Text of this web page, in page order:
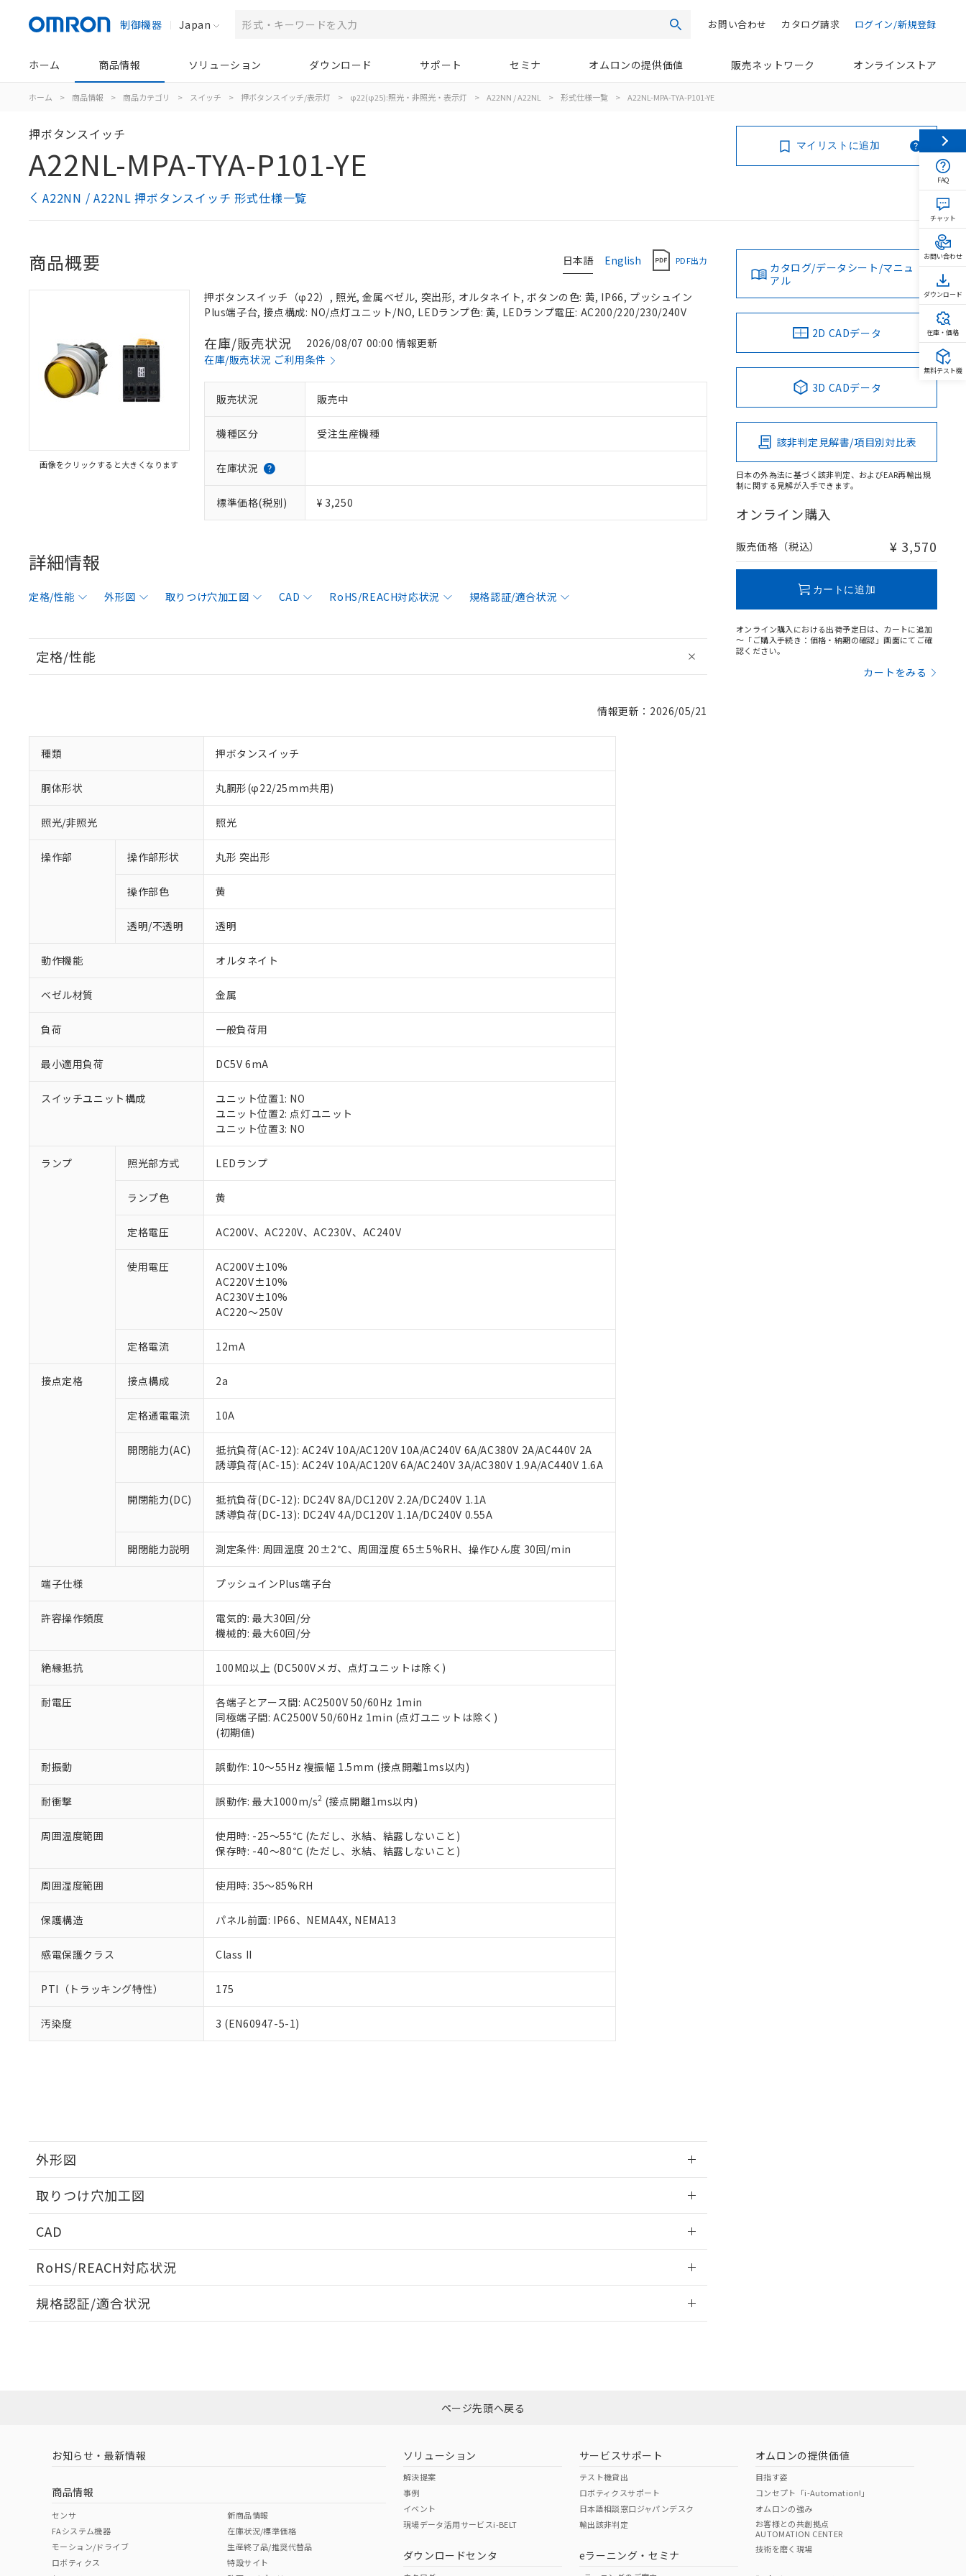
制御機器 Japan 検索 ログイン/新規登録
カタログ請求
お問い合わせ
ホーム 商品情報 ソリューション ダウンロード サポート セミナ オムロンの提供価値 販売ネットワーク オンラインストア
ホーム > 商品情報 > 商品カテゴリ > スイッチ > 押ボタンスイッチ/表示灯 > φ22(φ25):照光・非照光・表示灯 > A22NN / A22NL > 形式仕様一覧 > A22NL-MPA-TYA-P101-YE
押ボタンスイッチ
A22NL-MPA-TYA-P101-YE
A22NN / A22NL 押ボタンスイッチ 形式仕様一覧
マイリストに追加
日本語 English PDF出力
商品概要
画像をクリックすると大きくなります
押ボタンスイッチ（φ22）, 照光, 金属ベゼル, 突出形, オルタネイト, ボタンの色: 黄, IP66, プッシュイン
Plus端子台, 接点構成: NO/点灯ユニット/NO, LEDランプ色: 黄, LEDランプ電圧: AC200/220/230/240V
在庫/販売状況
2026/08/07 00:00 情報更新
在庫/販売状況 ご利用条件
販売状況 販売中
機種区分 受注生産機種
在庫状況
標準価格(税別) ¥ 3,250
詳細情報
定格/性能 外形図 取りつけ穴加工図 CAD RoHS/REACH対応状況 規格認証/適合状況
定格/性能
情報更新：2026/05/21
種類 押ボタンスイッチ
胴体形状 丸胴形(φ22/25mm共用)
照光/非照光 照光
操作部 操作部形状 丸形 突出形
操作部色 黄
透明/不透明 透明
動作機能 オルタネイト
ベゼル材質 金属
負荷 一般負荷用
最小適用負荷 DC5V 6mA
スイッチユニット構成
ユニット位置1: NO
ユニット位置2: 点灯ユニット
ユニット位置3: NO
ランプ 照光部方式 LEDランプ
ランプ色 黄
定格電圧 AC200V、AC220V、AC230V、AC240V
使用電圧
AC200V±10%
AC220V±10%
AC230V±10%
AC220～250V
定格電流 12mA
接点定格 接点構成 2a
定格通電電流 10A
開閉能力(AC)
抵抗負荷(AC-12): AC24V 10A/AC120V 10A/AC240V 6A/AC380V 2A/AC440V 2A
誘導負荷(AC-15): AC24V 10A/AC120V 6A/AC240V 3A/AC380V 1.9A/AC440V 1.6A
開閉能力(DC)
抵抗負荷(DC-12): DC24V 8A/DC120V 2.2A/DC240V 1.1A
誘導負荷(DC-13): DC24V 4A/DC120V 1.1A/DC240V 0.55A
開閉能力説明 測定条件: 周囲温度 20±2℃、周囲湿度 65±5%RH、操作ひん度 30回/min
端子仕様 プッシュインPlus端子台
許容操作頻度
電気的: 最大30回/分
機械的: 最大60回/分
絶縁抵抗 100MΩ以上 (DC500Vメガ、点灯ユニットは除く)
耐電圧
各端子とアース間: AC2500V 50/60Hz 1min
同極端子間: AC2500V 50/60Hz 1min (点灯ユニットは除く)
(初期値)
耐振動 誤動作: 10～55Hz 複振幅 1.5mm (接点開離1ms以内)
耐衝撃 誤動作: 最大1000m/s2 (接点開離1ms以内)
周囲温度範囲
使用時: -25～55℃ (ただし、氷結、結露しないこと)
保存時: -40～80℃ (ただし、氷結、結露しないこと)
周囲湿度範囲 使用時: 35～85%RH
保護構造 パネル前面: IP66、NEMA4X, NEMA13
感電保護クラス Class II
PTI（トラッキング特性） 175
汚染度 3 (EN60947-5-1)
外形図
取りつけ穴加工図
CAD
RoHS/REACH対応状況
EU RoHS 注意事項・凡例
ダウンロードはこちら
中国 RoHS 注意事項・凡例
中国 RoHS表
Pb Hg Cr(VI)
規格認証/適合状況
カタログ/データシート/マニュ
アル
2D CADデータ
3D CADデータ
該非判定見解書/項目別対比表
日本の外為法に基づく該非判定、およびEAR再輸出規
制に関する見解が入手できます。
オンライン購入
販売価格（税込） ¥ 3,570
カートに追加
オンライン購入における出荷予定日は、カートに追加
～「ご購入手続き：価格・納期の確認」画面にてご確
認ください。
カートをみる
ご利用条件
以下の条件をお読みいただき、同意のうえご利用ください。
当社制御機器事業取扱商品の中には、本サービスの対象外となる商品もあることをご了承ください。
のであり、閲覧された時点での実際の在庫および標準価格とは異なる場合があることをご了承くださ
当社販売員にご相談ください。
オムロン制御機器販売店や当社販売拠点は「販売ネットワーク
」をご確認ください。
在庫状況および標準価格結果を当社の事前の承諾なく第三者に漏洩または開示しないようお願いしま
マイパーツ機能（部品リスト作成サービス）をご利用いただくには、I-Webメンバーズにご登録され
ている必要があります。
お客様が当ウェブサイト上で当社にご登録された部品リストについて、当社および当社の共同利用者
が、当社の製品・サービスに関するお客様との取引・商談に必要な範囲で利用することをご了承くだ
さい。
※当社の共同利用者とは、
※1 対応状況
対応済み：EU RoHS指令（10物質）の非含有に対応した製品が提供可能な商品です。
対応予定：EU RoHS指令（10物質）の非含有に対応した製品に切り替える予定のある商品です。
対応予定なし：EU RoHS指令（10物質）の非含有に非対応の商品で、対応品を出す予定はありません。
調査・確認中：EU RoHS指令（10物質）の非含有の対応状況を調査中または確認中の商品です。
非該当品：ライセンス料など無形物で、有害物質有無と関係のない商品です。
仕入先様の事情により、非含有部品としていたものが、含有品と判明した場合などやむを得ず変更すること
があります。
鉛(Pb) 1000ppm以下、 水銀(Hg) 1000ppm以下、 カドミウム(Cd) 100ppm以下、
フタル酸エステル類の４物質については閾値を超える意図的な使用がないことを確認しています。
※2 対応予定月
部品在庫の切り替え状況などにより、予定月が前後することがあります。
※3 非含有証明書ダウンロード
下記の非含有証明書をダウンロードすることができます。
51物質の非含有証明書（当社基準）
※本証明書は発行日時点で非含有を証明するもので、過去に遡って非含有を証明するものではありません。
また、RoHS指令のフタル酸エステル類４物質の対応では、対応完了までの期間は出荷製品に未対応品が
混在することから備考欄に対応日を記載しておりました。
既に当社にて対応品への在庫切替を完了していることから、特段のことがない限り、2022年1月12日よ
り割愛しております。
※1 中国RoHS○×表
「○」：最大均質材料含有率が中国RoHSの基準値以下であることを示します。
「×」：最大均質材料含有率が中国RoHSの基準値を超えていることを示します。
「－」：未確認です。当社販売部門へお問い合わせください。
Cr(Ⅵ)(六価クロム) : 1000ppm、 PBBs(ポリ臭化ビフェニル類) : 1000ppm、 PBDEs(ポリ臭化ジフェニルエーテル類) : 1000ppm、
DBP(フタル酸ジブチル) : 1000ppm、 DIBP(フタル酸ジイソブチル) : 1000ppm、 BBP(フタル酸ブチルベンジル) : 1000ppm、
DEHP(フタル酸ビス(2-エチルヘキシル)) : 1000ppm
※2 環境保護使用期限
「ｅ」：有害物質（10物質）のすべてが基準値以下であることを示します。
「10」：通常の使用状況下において有害物質が外部に漏えいし、環境に深刻な影響を及ぼさない年数を意
味します。
などの必要な手続きをとります。
ます。
置等に一切使用いたしません。
当社は、貴社製品を第三者に販売する場合は、上記1、2および3の内容を当該第三者に通知します。
また当社は、販売先および販売に係わる関係者が違法に輸出するおそれがある場合は、取り引きをい
たしません。
合意する キャンセル
△ 一定数には満たないが在庫あり
機器販売店・当社販売員にご確認ください)
白
ページ先頭へ戻る
お知らせ・最新情報
商品情報
センサ
FAシステム機器
モーション/ドライブ
ロボティクス
新商品情報
在庫状況/標準価格
生産終了品/推奨代替品
特設サイト
ソリューション
解決提案
事例
イベント
現場データ活用サービスi-BELT
ダウンロードセンタ
サービスサポート
テスト機貸出
ロボティクスサポート
日本語相談窓口ジャパンデスク
輸出該非判定
eラーニング・セミナ
オムロンの提供価値
目指す姿
コンセプト「i-Automation!」
オムロンの強み
お客様との共創拠点
AUTOMATION CENTER
技術を磨く現場
FAQ
チャット
お問い合わせ
ダウンロード
在庫・価格
無料テスト機